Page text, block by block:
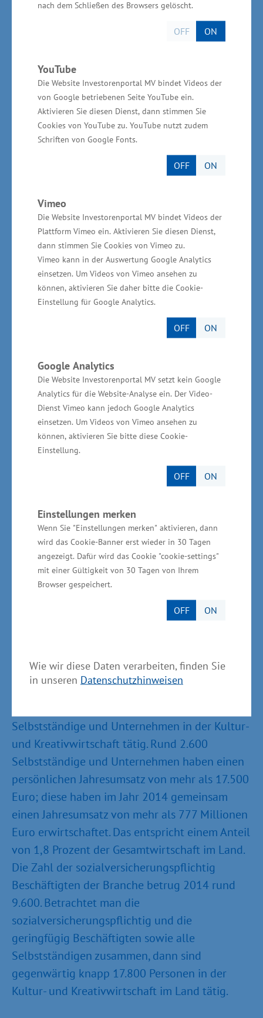
nach dem Schließen des Browsers gelöscht.
OFF ON
YouTube
Die Website Investorenportal MV bindet Videos der
von Google betriebenen Seite YouTube ein.
Aktivieren Sie diesen Dienst, dann stimmen Sie
Cookies von YouTube zu. YouTube nutzt zudem
Schriften von Google Fonts.
OFF ON
Vimeo
Die Website Investorenportal MV bindet Videos der
Plattform Vimeo ein. Aktivieren Sie diesen Dienst,
dann stimmen Sie Cookies von Vimeo zu.
Vimeo kann in der Auswertung Google Analytics
einsetzen. Um Videos von Vimeo ansehen zu
können, aktivieren Sie daher bitte die Cookie-
Einstellung für Google Analytics.
OFF ON
Google Analytics
Die Website Investorenportal MV setzt kein Google
Analytics für die Website-Analyse ein. Der Video-
Dienst Vimeo kann jedoch Google Analytics
einsetzen. Um Videos von Vimeo ansehen zu
können, aktivieren Sie bitte diese Cookie-
Einstellung.
OFF ON
Einstellungen merken
Wenn Sie "Einstellungen merken" aktivieren, dann
wird das Cookie-Banner erst wieder in 30 Tagen
angezeigt. Dafür wird das Cookie "cookie-settings"
mit einer Gültigkeit von 30 Tagen von Ihrem
Browser gespeichert.
OFF ON
Wie wir diese Daten verarbeiten, finden Sie
in unseren Datenschutzhinweisen
Kreativschaffenden, um gemeinsam neue Ideen
Clubs-& Livespielstätten e.V. erhielt für das
Vorhaben „Netzwerke von und für die Bühnen
in Mecklenburg-Vorpommern“ insgesamt rund
45.0000 Euro. Mit dem Projekt soll die
Strahlkraft der Clubs und
Livespielstättenlandschaft als Standortfaktor
und Netzwerk für die Kultur- und
Kreativwirtschaft dargestellt werden. In einer
achtteiligen Videoreihe werden – für jeden
Landkreis und die kreisfreien Städte einzeln –
jeweils maximal zwei Clubs des Verbandes
präsentiert. „Über die Videos kann
Mecklenburg-Vorpommern sich als attraktiven
Lebens- und Arbeitsraum - auch für die
Ansiedlung Kreativer – positionieren“, sagte
Das Projekt: „ZuSch-Festival – nordisch. kreativ.
Kulturell“, der kultursegel gGmbH erhielt rund
50.000 Euro. Die Initiatoren planen ein
dreitägiges Kultur- und Kreativfestival vom 01.
bis 03. September 2023 in Gadebusch. „Für das
Festival sollen insbesondere junge, gut
ausgebildete Kreativ- und Kulturschaffende aus
werden. Ziel ist auch, die
Arbeitsmarktpotenziale der Kultur- und
Kreativwirtschaft in Mecklenburg-Vorpommern
bestmöglich zu präsentieren“, sagte Schulte.
Informationen zur Kultur- und
Kreativwirtschaft in Mecklenburg-
In Mecklenburg-Vorpommern sind nach
Selbstständige und Unternehmen in der Kultur-
und Kreativwirtschaft tätig. Rund 2.600
Selbstständige und Unternehmen haben einen
persönlichen Jahresumsatz von mehr als 17.500
Euro; diese haben im Jahr 2014 gemeinsam
einen Jahresumsatz von mehr als 777 Millionen
Euro erwirtschaftet. Das entspricht einem Anteil
von 1,8 Prozent der Gesamtwirtschaft im Land.
Die Zahl der sozialversicherungspflichtig
Beschäftigten der Branche betrug 2014 rund
9.600. Betrachtet man die
sozialversicherungspflichtig und die
geringfügig Beschäftigten sowie alle
Selbstständigen zusammen, dann sind
gegenwärtig knapp 17.800 Personen in der
Kultur- und Kreativwirtschaft im Land tätig.